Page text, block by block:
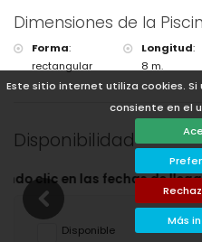
Este sitio internet utiliza cookies.
consiente en el
Más
Dimensiones de la
Forma:
rectangular
Longitud:
8 m.
Disponibilidad
y salida deseadas!
Disponible